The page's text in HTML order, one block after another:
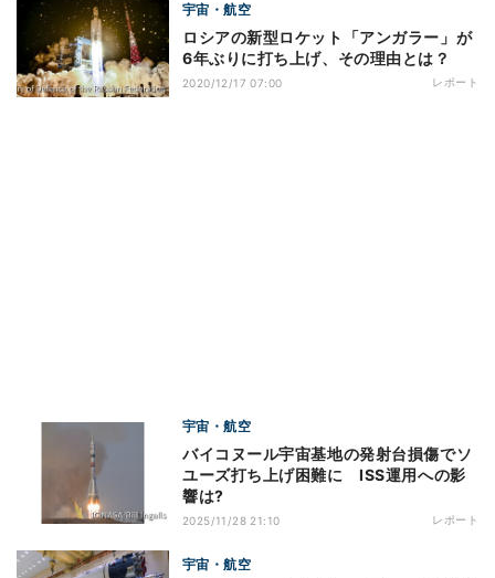
宇宙・航空
ロシアの新型ロケット「アンガラー」が
6年ぶりに打ち上げ、その理由とは？
2020/12/17 07:00 レポート
宇宙・航空
バイコヌール宇宙基地の発射台損傷でソ
ユーズ打ち上げ困難に ISS運用への影
響は?
2025/11/28 21:10 レポート
宇宙・航空